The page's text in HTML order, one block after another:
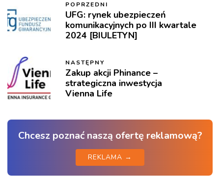
POPRZEDNI
UFG: rynek ubezpieczeń
komunikacyjnych po III kwartale
2024 [BIULETYN]
NASTĘPNY
Zakup akcji Phinance –
strategiczna inwestycja
Vienna Life
Chcesz poznać naszą ofertę reklamową?
REKLAMA →